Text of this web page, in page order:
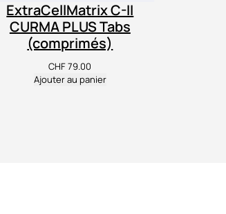
ExtraCellMatrix C-II
CURMA PLUS Tabs
(comprimés)
CHF79.00
Ajouter au panier